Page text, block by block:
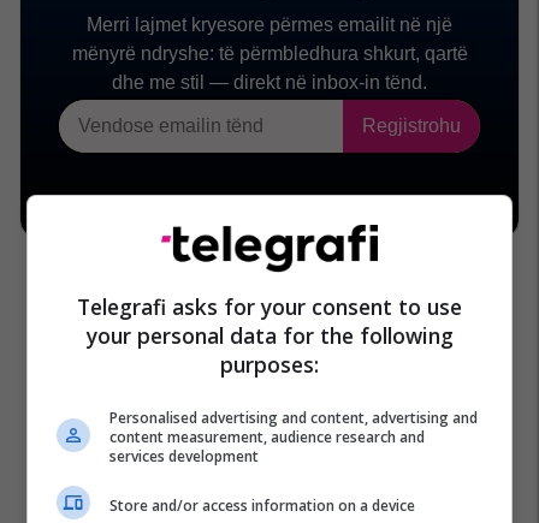
Telegrafi asks for your consent to use
your personal data for the following
purposes:
Personalised advertising and content, advertising and
content measurement, audience research and
services development
Store and/or access information on a device